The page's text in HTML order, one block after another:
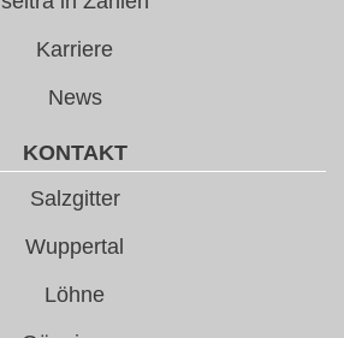
Karriere
News
KONTAKT
Salzgitter
Wuppertal
Löhne